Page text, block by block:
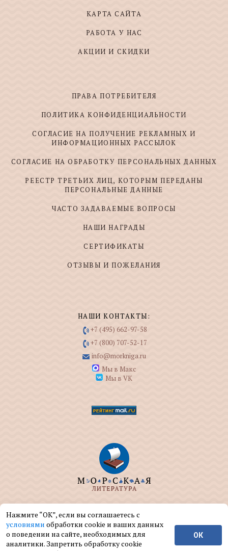
КАРТА САЙТА
РАБОТА У НАС
АКЦИИ И СКИДКИ
ПРАВА ПОТРЕБИТЕЛЯ
ПОЛИТИКА КОНФИДЕНЦИАЛЬНОСТИ
СОГЛАСИЕ НА ПОЛУЧЕНИЕ РЕКЛАМНЫХ И
ИНФОРМАЦИОННЫХ РАССЫЛОК
СОГЛАСИЕ НА ОБРАБОТКУ ПЕРСОНАЛЬНЫХ ДАННЫХ
РЕЕСТР ТРЕТЬИХ ЛИЦ, КОТОРЫМ ПЕРЕДАНЫ
ПЕРСОНАЛЬНЫЕ ДАННЫЕ
ЧАСТО ЗАДАВАЕМЫЕ ВОПРОСЫ
НАШИ НАГРАДЫ
СЕРТИФИКАТЫ
ОТЗЫВЫ И ПОЖЕЛАНИЯ
НАШИ КОНТАКТЫ:
+7 (495) 662-97-58
+7 (800) 707-52-17
info@morkniga.ru
Мы в Макс
Мы в VK
ООО "МОРКНИГА" занимается изданием и
реализацией книг на морскую тематику.
© ООО "МОРКНИГА", 2004 — 2026 г.
Нажмите “ОК”, если вы соглашаетесь с
условиями обработки cookie и ваших данных
о поведении на сайте, необходимых для
аналитики. Запретить обработку cookie
ОК